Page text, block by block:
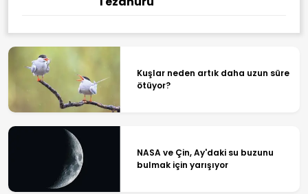
Kuşlar neden artık daha uzun süre
ötüyor?
NASA ve Çin, Ay'daki su buzunu
bulmak için yarışıyor